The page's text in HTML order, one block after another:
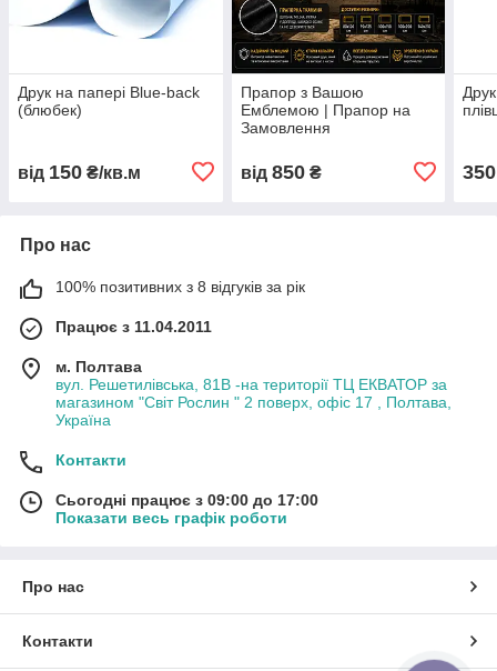
Друк на папері Blue-back
(блюбек)
від 150 ₴/кв.м
Прапор з Вашою
Емблемою | Прапор на
Замовлення
від 850₴ 350
Про нас
100% позитивних з 8 відгуків за рік
Працює з 11.04.2011
м. Полтава
вул. Решетилівська, 81В -на території ТЦ ЕКВАТОР за
магазином "Світ Рослин " 2 поверх, офіс 17 , Полтава,
Україна
Контакти
Сьогодні працює з 09:00 до 17:00
Показати весь графік роботи
Про нас
Контакти